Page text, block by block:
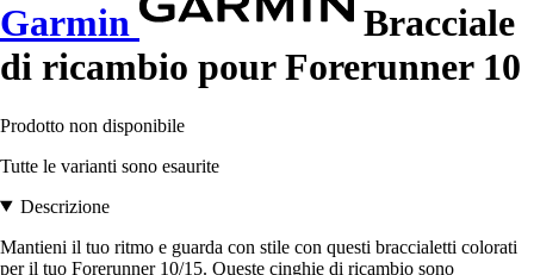
Garmin
Bracciale
di ricambio pour Forerunner 10
Prodotto non disponibile
Tutte le varianti sono esaurite
Descrizione
Mantieni il tuo ritmo e guarda con stile con questi braccialetti colorati
per il tuo Forerunner 10/15. Queste cinghie di ricambio sono